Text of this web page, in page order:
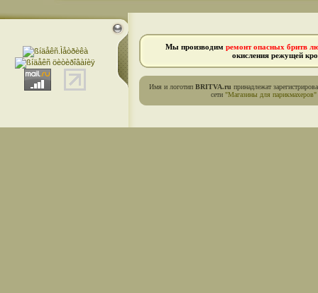
Мы производим ремонт опасных бритв
окисления режущей
Имя и логотип BRITVA.ru принадлежат
сети "Магазины для парикмахеров"